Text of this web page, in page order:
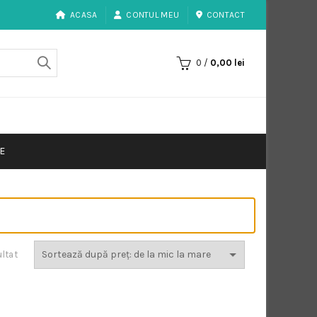
ACASA CONTUL MEU CONTACT
0 / 0,00 lei